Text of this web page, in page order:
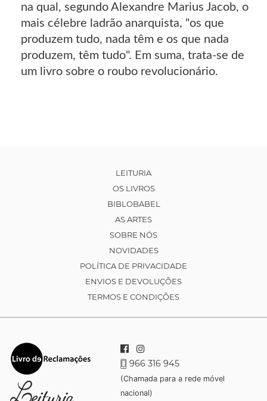
na qual, segundo Alexandre Marius Jacob, o
mais célebre ladrão anarquista, "os que
produzem tudo, nada têm e os que nada
produzem, têm tudo". Em suma, trata-se de
um livro sobre o roubo revolucionário.
LEITURIA
OS LIVROS
BIBLOBABEL
AS ARTES
SOBRE NÓS
NOVIDADES
POLÍTICA DE PRIVACIDADE
ENVIOS E DEVOLUÇÕES
TERMOS E CONDIÇÕES
966 316 945
(Chamada para a rede móvel
nacional)